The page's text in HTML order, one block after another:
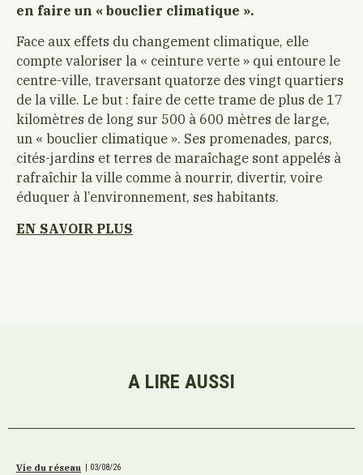
en faire un « bouclier climatique ».
Face aux effets du changement climatique, elle
compte valoriser la « ceinture verte » qui entoure le
centre-ville, traversant quatorze des vingt quartiers
de la ville. Le but : faire de cette trame de plus de 17
kilomètres de long sur 500 à 600 mètres de large,
un « bouclier climatique ». Ses promenades, parcs,
cités-jardins et terres de maraîchage sont appelés à
rafraîchir la ville comme à nourrir, divertir, voire
éduquer à l’environnement, ses habitants.
EN SAVOIR PLUS
A LIRE AUSSI
Vie du réseau | 03/08/26